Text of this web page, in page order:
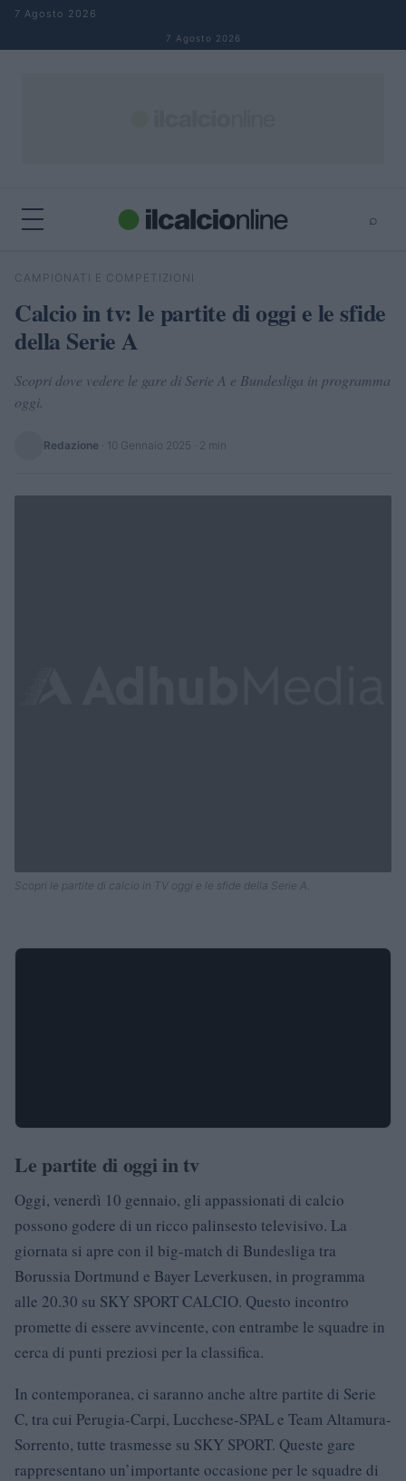
Salta al contenuto
7 Agosto 2026
7 Agosto 2026
⌕
Cerca
CAMPIONATI E COMPETIZIONI
Calcio in tv: le partite di oggi e le sfide
della Serie A
Scopri dove vedere le gare di Serie A e Bundesliga in programma
oggi.
Redazione 10 Gennaio 2025 · 2 min
Scopri le partite di calcio in TV oggi e le sfide della Serie A.
Le partite di oggi in tv
Oggi, venerdì 10 gennaio, gli appassionati di calcio
possono godere di un ricco palinsesto televisivo. La
giornata si apre con il big-match di Bundesliga tra
Borussia Dortmund e Bayer Leverkusen, in programma
alle 20.30 su SKY SPORT CALCIO. Questo incontro
promette di essere avvincente, con entrambe le squadre in
cerca di punti preziosi per la classifica.
In contemporanea, ci saranno anche altre partite di Serie
C, tra cui Perugia-Carpi, Lucchese-SPAL e Team Altamura-
Sorrento, tutte trasmesse su SKY SPORT. Queste gare
rappresentano un’importante occasione per le squadre di